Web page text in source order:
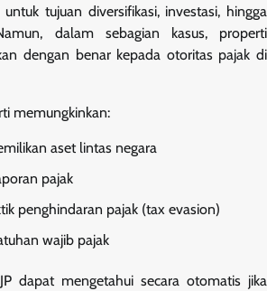
tujuan diversifikasi, investasi, hingga
dalam sebagian kasus, properti
dengan benar kepada otoritas pajak di
memungkinkan:
aset lintas negara
pajak
penghindaran pajak (tax evasion)
wajib pajak
dapat mengetahui secara otomatis jika